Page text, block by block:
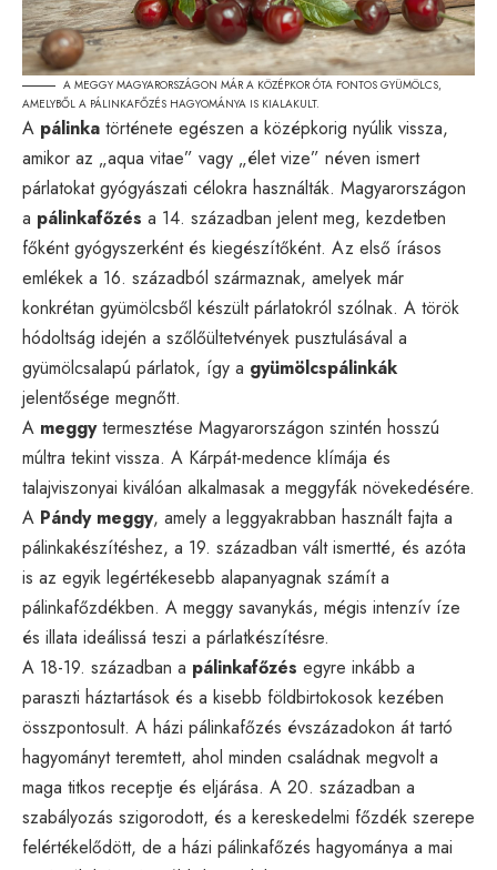
A MEGGY MAGYARORSZÁGON MÁR A KÖZÉPKOR ÓTA FONTOS GYÜMÖLCS,
AMELYBŐL A PÁLINKAFŐZÉS HAGYOMÁNYA IS KIALAKULT.
A pálinka története egészen a középkorig nyúlik vissza,
amikor az „aqua vitae” vagy „élet vize” néven ismert
párlatokat gyógyászati célokra használták. Magyarországon
a pálinkafőzés a 14. században jelent meg, kezdetben
főként gyógyszerként és kiegészítőként. Az első írásos
emlékek a 16. századból származnak, amelyek már
konkrétan gyümölcsből készült párlatokról szólnak. A török
hódoltság idején a szőlőültetvények pusztulásával a
gyümölcsalapú párlatok, így a gyümölcspálinkák
jelentősége megnőtt.
A meggytermesztése Magyarországon szintén hosszú
múltra tekint vissza. A Kárpát-medence klímája és
talajviszonyai kiválóan alkalmasak a meggyfák növekedésére.
A Pándy meggy, amely a leggyakrabban használt fajta a
pálinkakészítéshez, a 19. században vált ismertté, és azóta
is az egyik legértékesebb alapanyagnak számít a
pálinkafőzdékben. A meggy savanykás, mégis intenzív íze
és illata ideálissá teszi a párlatkészítésre.
A 18-19. században a pálinkafőzés egyre inkább a
paraszti háztartások és a kisebb földbirtokosok kezében
összpontosult. A házi pálinkafőzés évszázadokon át tartó
hagyományt teremtett, ahol minden családnak megvolt a
maga titkos receptje és eljárása. A 20. században a
szabályozás szigorodott, és a kereskedelmi főzdék szerepe
felértékelődött, de a házi pálinkafőzés hagyománya a mai